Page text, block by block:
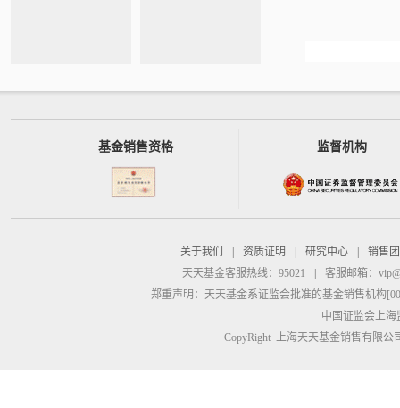
基金销售资格 监督机构
关于我们 资质证明 研究中心
销售
天天基金客服热线：95021
客服邮箱：
郑重声明： 天天基金系证监会批准的基金销售机构
中国证监会上
CopyRight 上海天天基金销售有限